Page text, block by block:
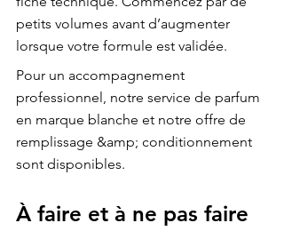
petits volumes avant d’augmenter
lorsque votre formule est validée.
Pour un accompagnement
professionnel, notre service de parfum
en marque blanche et notre offre de
remplissage &amp; conditionnement
sont disponibles.
À faire et à ne pas faire